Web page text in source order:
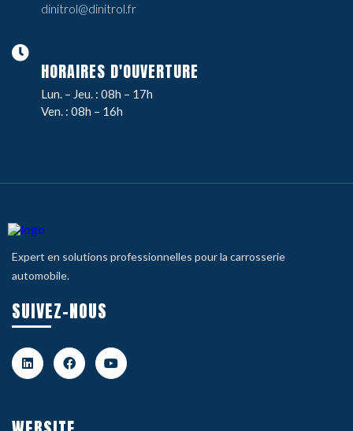
dinitrol@dinitrol.fr
HORAIRES D'OUVERTURE
Lun. – Jeu. : 08h – 17h
Ven. : 08h – 16h
Expert en solutions professionnelles pour la carrosserie
automobile.
SUIVEZ-NOUS